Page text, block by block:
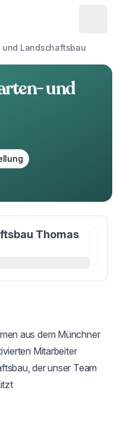
Landschaftsbau
und
Thomas
aus dem Münchner
Mitarbeiter
der unser Team